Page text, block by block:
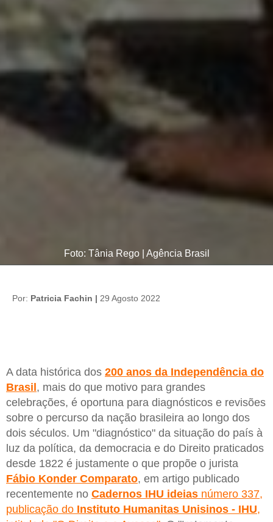
Foto: Tânia Rego | Agência Brasil
Por: Patricia Fachin | 29 Agosto 2022
A data histórica dos 200 anos da Independência do
Brasil, mais do que motivo para grandes
celebrações, é oportuna para diagnósticos e revisões
sobre o percurso da nação brasileira ao longo dos
dois séculos. Um "diagnóstico" da situação do país à
luz da política, da democracia e do Direito praticados
desde 1822 é justamente o que propõe o jurista
Fábio Konder Comparato, em artigo publicado
recentemente no Cadernos IHU ideias número 337,
publicação do Instituto Humanitas Unisinos - IHU,